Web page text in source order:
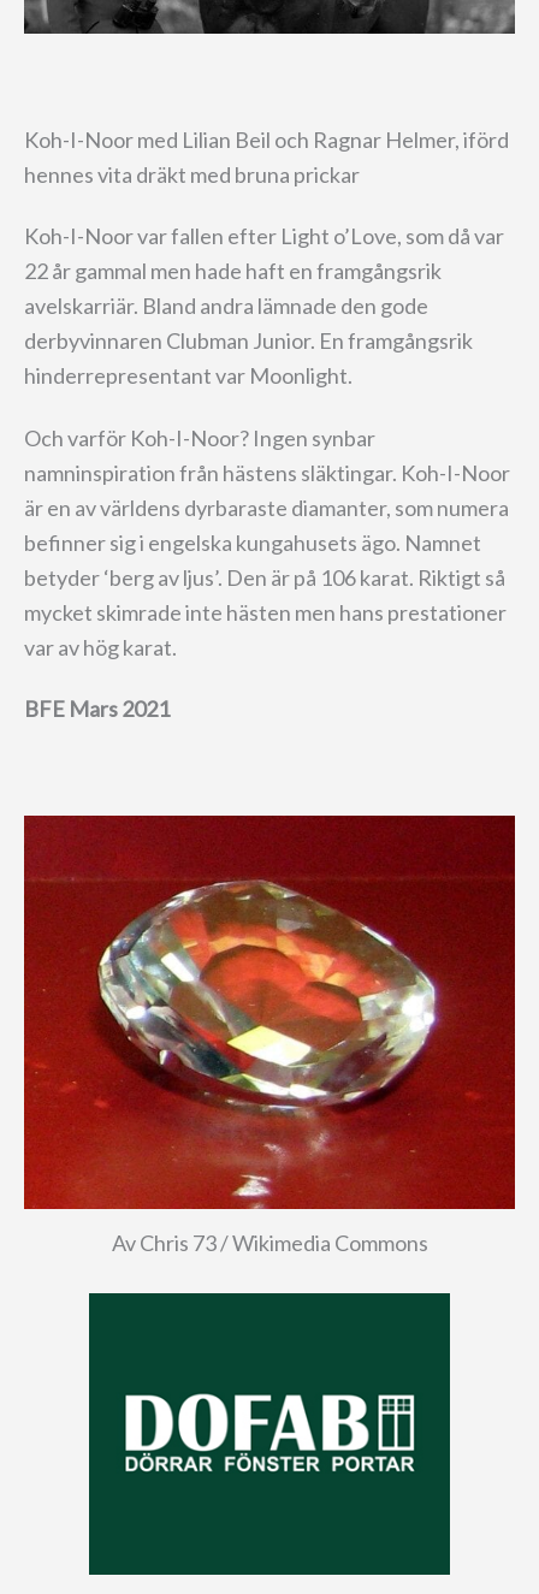
Koh-I-Noor med Lilian Beil och Ragnar Helmer, iförd
hennes vita dräkt med bruna prickar
Koh-I-Noor var fallen efter Light o’Love, som då var
22 år gammal men hade haft en framgångsrik
avelskarriär. Bland andra lämnade den gode
derbyvinnaren Clubman Junior. En framgångsrik
hinderrepresentant var Moonlight.
Och varför Koh-I-Noor? Ingen synbar
namninspiration från hästens släktingar. Koh-I-Noor
är en av världens dyrbaraste diamanter, som numera
befinner sig i engelska kungahusets ägo. Namnet
betyder ‘berg av ljus’. Den är på 106 karat. Riktigt så
mycket skimrade inte hästen men hans prestationer
var av hög karat.
BFE Mars 2021
Av Chris 73 / Wikimedia Commons